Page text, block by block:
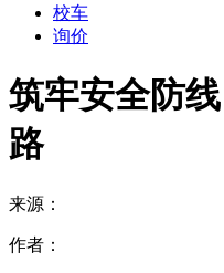
校车
询价
筑牢安全防
路
来源：
作者：